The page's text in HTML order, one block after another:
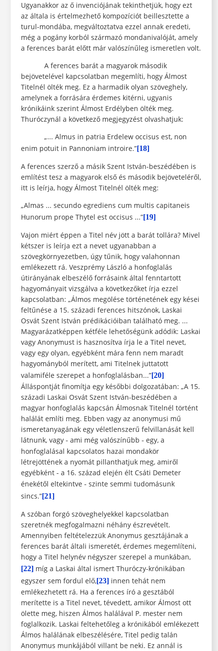
Ugyanakkor az ő invenciójának tekinthetjük, hogy ezt
az általa is értelmezhető kompozíciót beillesztette a
turul-mondába, megváltoztatva ezzel annak eredeti,
még a pogány korból származó mondanivalóját, amely
a ferences barát előtt már valószínűleg ismeretlen volt.
A ferences barát a magyarok második
bejövetelével kapcsolatban megemlíti, hogy Álmost
Titelnél ölték meg. Ez a harmadik olyan szöveghely,
amelynek a forrására érdemes kitérni, ugyanis
krónikáink szerint Álmost Erdélyben ölték meg.
Thuróczynál a következő megjegyzést olvashatjuk:
„... Almus in patria Erdelew occisus est, non
enim potuit in Pannoniam introire.”[18]
A ferences szerző a másik Szent István-beszédében is
említést tesz a magyarok első és második bejöveteléről,
itt is leírja, hogy Álmost Titelnél ölték meg:
„Almas ... secundo egrediens cum multis capitaneis
Hunorum prope Thytel est occisus ...”[19]
Vajon miért éppen a Titel név jött a barát tollára? Mivel
kétszer is leírja ezt a nevet ugyanabban a
szövegkörnyezetben, úgy tűnik, hogy valahonnan
emlékezett rá. Veszprémy László a honfoglalás
útirányának elbeszélő forrásaink által fenntartott
hagyományait vizsgálva a következőket írja ezzel
kapcsolatban: „Álmos megölése történetének egy kései
feltűnése a 15. századi ferences hitszónok, Laskai
Osvát Szent István prédikációiban található meg. ...
Magyarázatképpen kétféle lehetőségünk adódik: Laskai
vagy Anonymust is hasznosítva írja le a Titel nevet,
vagy egy olyan, egyébként mára fenn nem maradt
hagyományból merített, ami Titelnek juttatott
valamiféle szerepet a honfoglalásban...”[20]
Álláspontját finomítja egy későbbi dolgozatában: „A 15.
századi Laskai Osvát Szent István-beszédében a
magyar honfoglalás kapcsán Álmosnak Titelnél történt
halálát említi meg. Ebben vagy az anonymusi mű
ismeretanyagának egy véletlenszerű felvillanását kell
látnunk, vagy -ami még valószínűbb -egy, a
honfoglalásal kapcsolatos hazai mondakör
létrejöttének a nyomát pillanthatjuk meg, amiről
egyébként -a 16. század elején élt Csáti Demeter
énekétől eltekintve -szinte semmi tudomásunk
sincs.”[21]
A szóban forgó szöveghelyekkel kapcsolatban
szeretnék megfogalmazni néhány észrevételt.
Amennyiben feltételezzük Anonymus gesztájának a
ferences barát általi ismeretét, érdemes megemlíteni,
hogy a Titel helynév négyszer szerepel a munkában,
[22]míg a Laskai által ismert Thuróczy-krónikában
egyszer sem fordul elő,[23]innen tehát nem
emlékezhetett rá. Ha a ferences író a gesztából
merítette is a Titel nevet, tévedett, amikor Álmost ott
ölette meg, hiszen Álmos halálával P. mester nem
foglalkozik. Laskai feltehetőleg a krónikából emlékezett
Álmos halálának elbeszélésére, Titel pedig talán
Anonymus munkájából villant be neki. Ez annál is